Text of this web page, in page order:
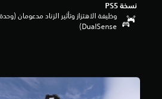
نسخة PS5‏
وظيفة الاهتزاز وتأثير الزناد مدعومان
DualSense‏)